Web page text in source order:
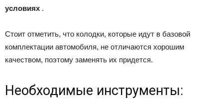
условиях .
Стоит отметить, что колодки, которые идут в базовой
комплектации автомобиля, не отличаются хорошим
качеством, поэтому заменять их придется.
Необходимые инструменты: